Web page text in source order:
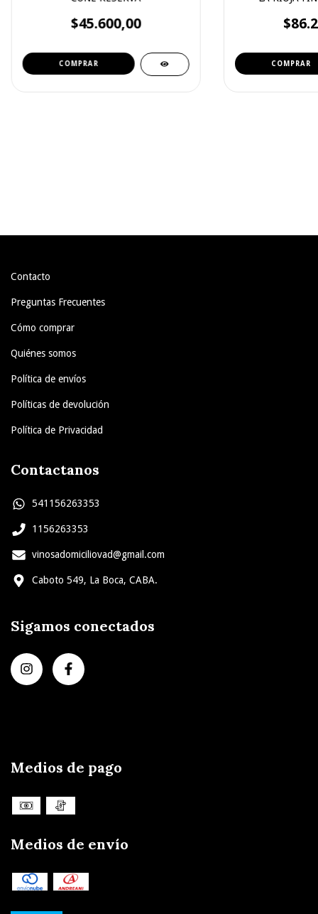
$45.600,00
Contacto
Preguntas Frecuentes
Cómo comprar
Quiénes somos
Política de envíos
Políticas de devolución
Política de Privacidad
Contactanos
541156263353
1156263353
vinosadomiciliovad@gmail.com
Caboto 549, La Boca, CABA.
Sigamos conectados
Medios de pago
Medios de envío